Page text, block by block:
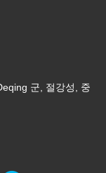
군, 절강성, 중